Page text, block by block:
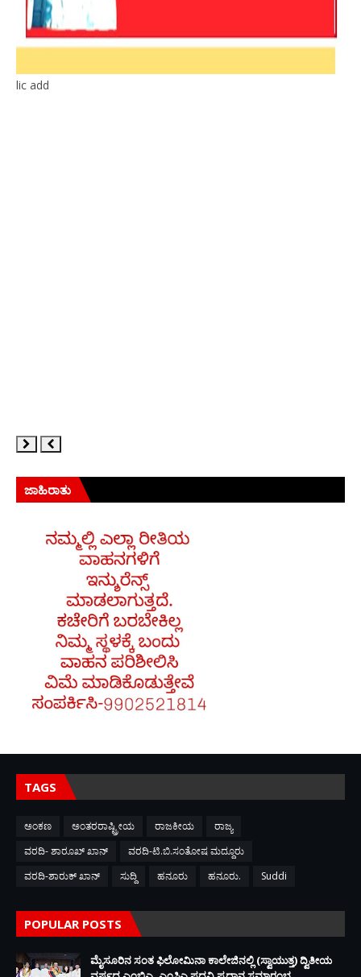
lic add
ಜಾಹಿರಾತು
TAGS
ಅಂಕಣ ಅಂತರರಾಷ್ಟ್ರೀಯ ರಾಜಕೀಯ
ರಾಜ್ಯ
ವರದಿ- ಶಾರೂಖ್ ಖಾನ್
ವರದಿ-ಟಿ.ಬಿ.ಸಂತೋಷ ಮದ್ದೂರು
ವರದಿ-ಶಾರುಕ್ ಖಾನ್
ಸುದ್ದಿ ಹನೂರು ಹನೂರು. Suddi
POPULAR POSTS
ಮೈಸೂರಿನ ಸಂತ ಫಿಲೋಮಿನಾ ಕಾಲೇಜಿನಲ್ಲಿ (ಸ್ವಾಯುತ್ತ) ದ್ವಿತೀಯ